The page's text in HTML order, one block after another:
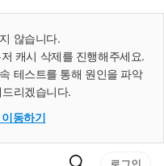
않습니다.
캐시 삭제를 진행해주세요.
테스트를 통해 원인을 파악
리겠습니다.
동하기
검
로그인